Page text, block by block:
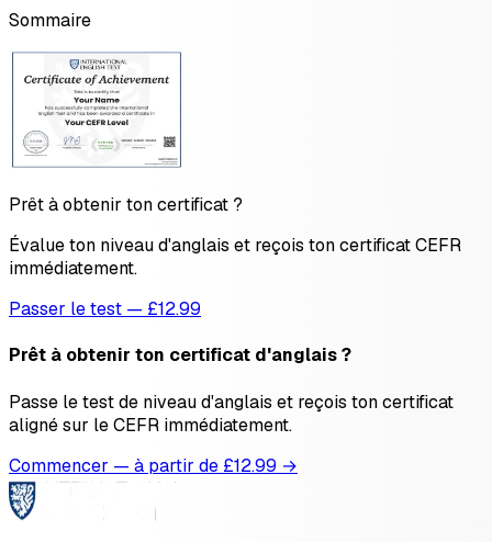
Sommaire
Prêt à obtenir ton certificat ?
Évalue ton niveau d'anglais et reçois ton certificat CEFR
immédiatement.
Passer le test — £12.99
Prêt à obtenir ton certificat d'anglais ?
Passe le test de niveau d'anglais et reçois ton certificat
aligné sur le CEFR immédiatement.
Commencer — à partir de £12.99 →